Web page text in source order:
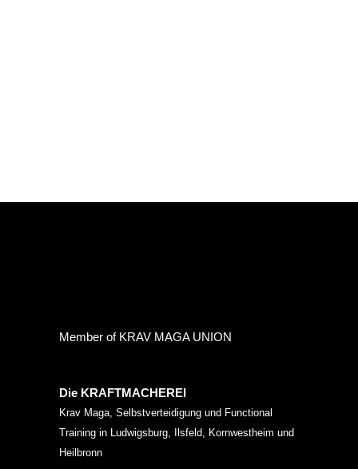
Member of KRAV MAGA UNION
Die KRAFTMACHEREI
Krav Maga, Selbstverteidigung und Functional
Training in Ludwigsburg, Ilsfeld, Kornwestheim und
Heilbronn